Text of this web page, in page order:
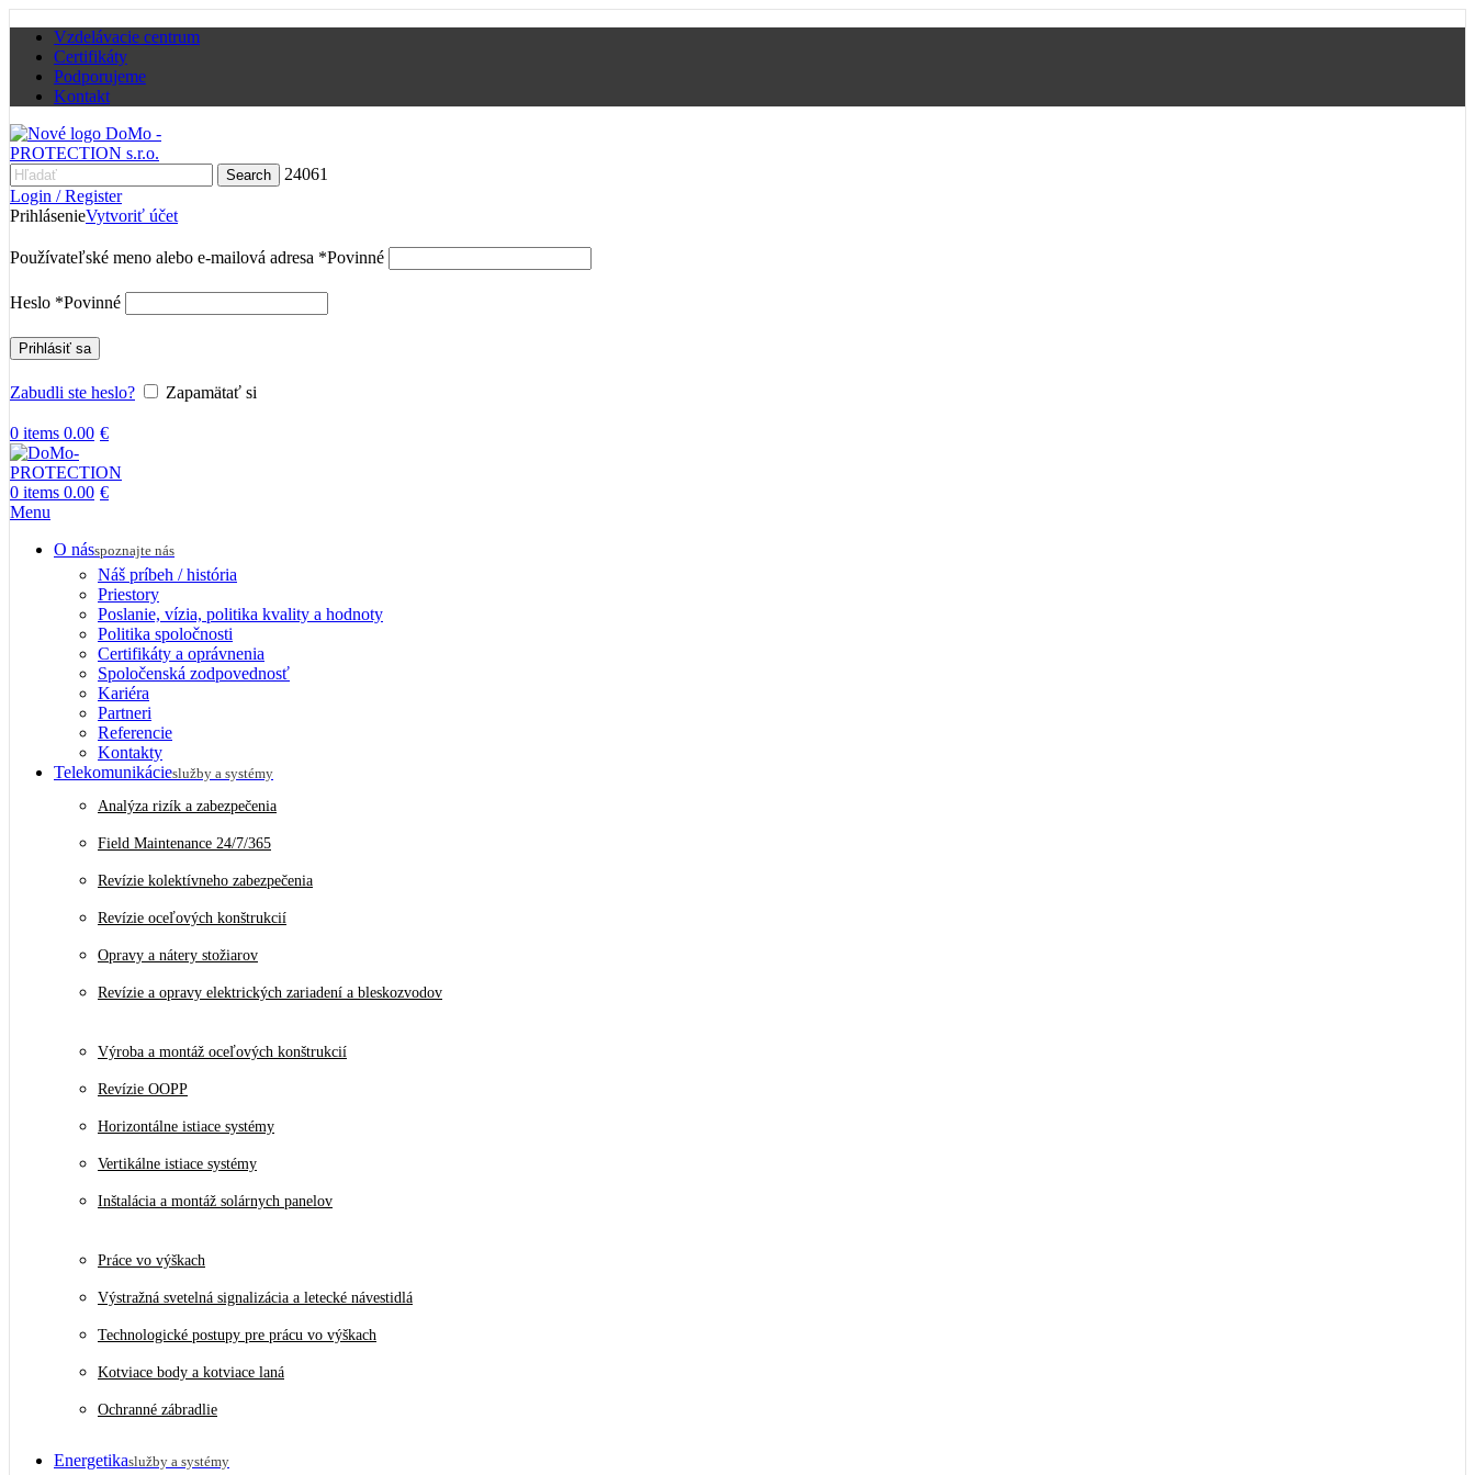
Vzdelávacie centrum
Certifikáty
Podporujeme
Kontakt
Search
24061
Login / Register
PrihlásenieVytvoriť účet
Používateľské meno alebo e-mailová adresa *Povinné
Heslo *Povinné
Prihlásiť sa
Zabudli ste heslo? Zapamätať si
0 items 0.00 €
0 items 0.00 €
Menu
O násspoznajte nás
Náš príbeh / história
Priestory
Poslanie, vízia, politika kvality a hodnoty
Politika spoločnosti
Certifikáty a oprávnenia
Spoločenská zodpovednosť
Kariéra
Partneri
Referencie
Kontakty
Telekomunikácieslužby a systémy
Analýza rizík a zabezpečenia
Field Maintenance 24/7/365
Revízie kolektívneho zabezpečenia
Revízie oceľových konštrukcií
Opravy a nátery stožiarov
Revízie a opravy elektrických zariadení a bleskozvodov
Výroba a montáž oceľových konštrukcií
Revízie OOPP
Horizontálne istiace systémy
Vertikálne istiace systémy
Inštalácia a montáž solárnych panelov
Práce vo výškach
Výstražná svetelná signalizácia a letecké návestidlá
Technologické postupy pre prácu vo výškach
Kotviace body a kotviace laná
Ochranné zábradlie
Energetikaslužby a systémy